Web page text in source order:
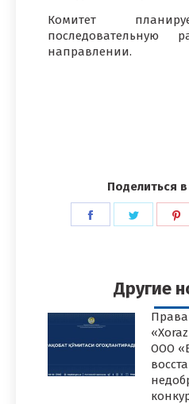
Комитет
направлении.
Поделиться
Поделиться
Другие
ООО